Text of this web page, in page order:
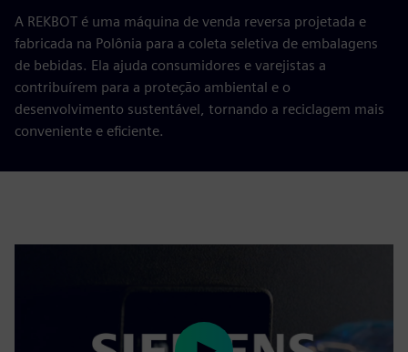
A REKBOT é uma máquina de venda reversa projetada e
fabricada na Polônia para a coleta seletiva de embalagens
de bebidas. Ela ajuda consumidores e varejistas a
contribuírem para a proteção ambiental e o
desenvolvimento sustentável, tornando a reciclagem mais
conveniente e eficiente.